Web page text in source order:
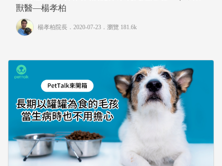
獸醫—楊孝柏
楊孝柏院長 ．2020-07-23． 瀏覽 181.6k